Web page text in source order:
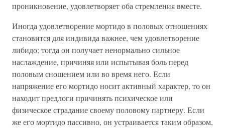
проникновение, удовлетворяет оба стремления вместе.
Иногда удовлетворение мортидо в половых отношениях
становится для индивида важнее, чем удовлетворение
либидо; тогда он получает ненормально сильное
наслаждение, причиняя или испытывая боль перед
половым сношением или во время него. Если
напряжение его мортидо носит активный характер, то он
находит предлоги причинять психическое или
физическое страдание своему половому партнеру. Если
же его мортидо пассивно, он устраивается таким образом,